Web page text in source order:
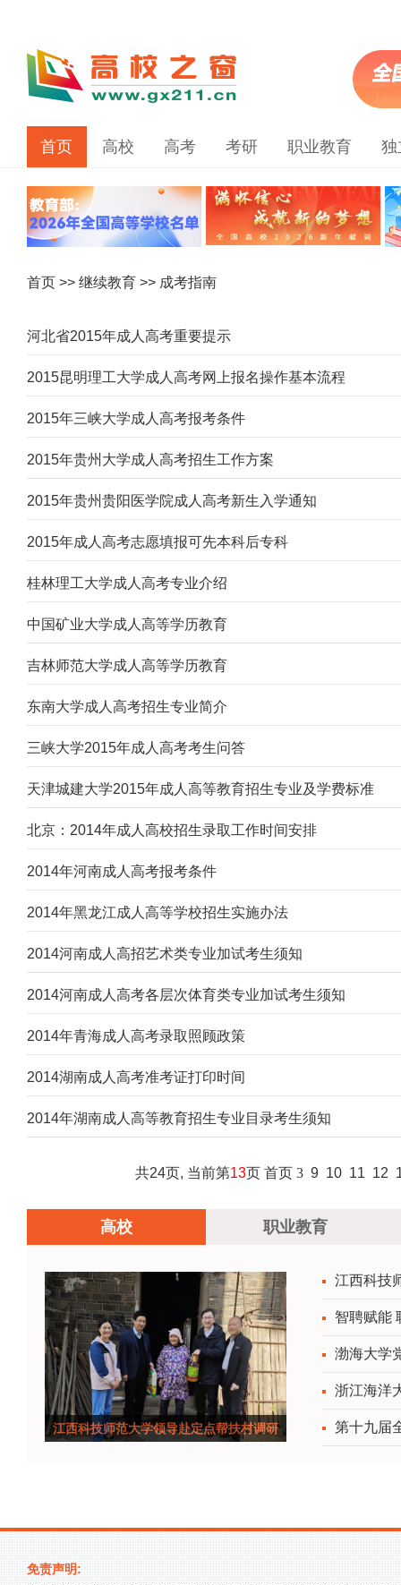
首页 高校 高考 考研 职业教育 独
首页>> 继续教育>> 成考指南
河北省2015年成人高考重要提示
2015昆明理工大学成人高考网上报名操作基本流程
2015年三峡大学成人高考报考条件
2015年贵州大学成人高考招生工作方案
2015年贵州贵阳医学院成人高考新生入学通知
2015年成人高考志愿填报可先本科后专科
桂林理工大学成人高考专业介绍
中国矿业大学成人高等学历教育
吉林师范大学成人高等学历教育
东南大学成人高考招生专业简介
三峡大学2015年成人高考考生问答
天津城建大学2015年成人高等教育招生专业及学费标准
北京：2014年成人高校招生录取工作时间安排
2014年河南成人高考报考条件
2014年黑龙江成人高等学校招生实施办法
2014河南成人高招艺术类专业加试考生须知
2014河南成人高考各层次体育类专业加试考生须知
2014年青海成人高考录取照顾政策
2014湖南成人高考准考证打印时间
2014年湖南成人高等教育招生专业目录考生须知
共24页, 当前第13页 首页 3 9 10 11 12
高校 职业教育
江西科技师范大学领导赴定点帮扶村调研
江西科技
智聘赋能
选渤海大学
浙江海洋
第十九届
免责声明: